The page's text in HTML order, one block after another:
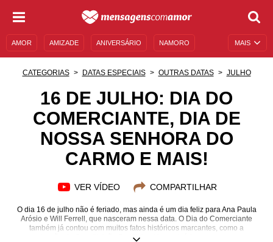
MAIS
AMOR AMIZADE ANIVERSÁRIO NAMORO
MENSAGENS E FRASES MENSAGENS DE ANIVERSÁRIO
ENTRETENIMENTO FAMOSOS BÍBLIA
CATEGORIAS DATAS ESPECIAIS OUTRAS DATAS JULHO
16 DE JULHO: DIA DO
COMERCIANTE, DIA DE
NOSSA SENHORA DO
CARMO E MAIS!
VER VÍDEO COMPARTILHAR
O dia 16 de julho não é feriado, mas ainda é um dia feliz para Ana Paula
Arósio e Will Ferrell, que nasceram nessa data. O Dia do Comerciante
também já contou com muitos fatos históricos marcantes, como a
promulgação da Constituição Brasileira. No conteúdo que preparamos,